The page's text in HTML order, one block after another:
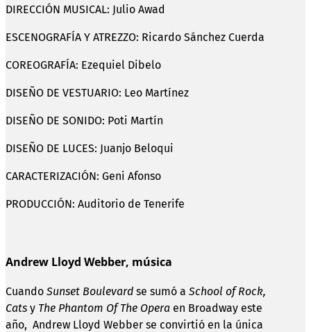
DIRECCIÓN MUSICAL: Julio Awad
ESCENOGRAFÍA Y ATREZZO: Ricardo Sánchez Cuerda
COREOGRAFÍA: Ezequiel Dibelo
DISEÑO DE VESTUARIO: Leo Martínez
DISEÑO DE SONIDO: Poti Martín
DISEÑO DE LUCES: Juanjo Beloqui
CARACTERIZACIÓN: Geni Afonso
PRODUCCIÓN: Auditorio de Tenerife
Andrew Lloyd Webber, música
Cuando Sunset Boulevard se sumó a School of Rock,
Cats y The Phantom Of The Opera en Broadway este
año, Andrew Lloyd Webber se convirtió en la única